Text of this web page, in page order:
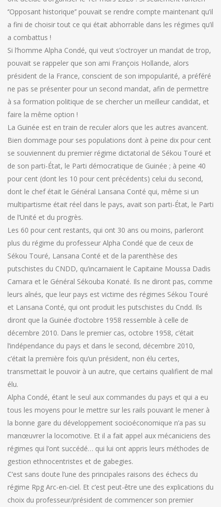
‘’Opposant historique’’ pouvait se rendre compte maintenant qu’il
a fini de choisir tout ce qui était abhorrable dans les régimes qu’il
a combattus !
Si l’homme Alpha Condé, qui veut s’octroyer un mandat de trop,
pouvait se rappeler que son ami François Hollande, alors
président de la France, conscient de son impopularité, a préféré
ne pas se présenter pour un second mandat, afin de permettre
à sa formation politique de se chercher un meilleur candidat, et
faire la même option !
La Guinée est en train de reculer alors que les autres avancent.
Bien dommage pour ses populations dont à peine dix pour cent
se souviennent du premier régime dictatorial de Sékou Touré et
de son parti-État, le Parti démocratique de Guinée ; à peine 40
pour cent (dont les 10 pour cent précédents) celui du second,
dont le chef était le Général Lansana Conté qui, même si un
multipartisme était réel dans le pays, avait son parti-État, le Parti
de l’Unité et du progrès.
Les 60 pour cent restants, qui ont 30 ans ou moins, parleront
plus du régime du professeur Alpha Condé que de ceux de
Sékou Touré, Lansana Conté et de la parenthèse des
putschistes du CNDD, qu’incarnaient le Capitaine Moussa Dadis
Camara et le Général Sékouba Konaté. Ils ne diront pas, comme
leurs aînés, que leur pays est victime des régimes Sékou Touré
et Lansana Conté, qui ont produit les putschistes du Cndd. Ils
diront que la Guinée d’octobre 1958 ressemble à celle de
décembre 2010. Dans le premier cas, octobre 1958, c’était
l’indépendance du pays et dans le second, décembre 2010,
c’était la première fois qu’un président, non élu certes,
transmettait le pouvoir à un autre, que certains qualifient de mal
élu.
Alpha Condé, étant le seul aux commandes du pays et qui a eu
tous les moyens pour le mettre sur les rails pouvant le mener à
la bonne gare du développement socioéconomique n’a pas su
manœuvrer la locomotive. Et il a fait appel aux mécaniciens des
régimes qui l’ont succédé… qui lui ont appris leurs méthodes de
gestion ethnocentristes et de gabegies.
C’est sans doute l’une des principales raisons des échecs du
régime Rpg Arc-en-ciel. Et c’est peut-être une des explications du
choix du professeur/président de commencer son premier